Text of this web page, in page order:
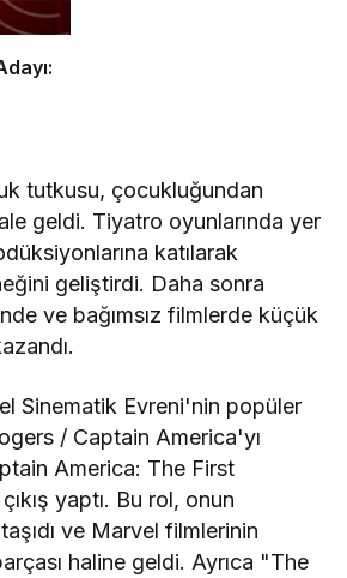
tutkusu, çocukluğundan
geldi. Tiyatro oyunlarında yer
katılarak
geliştirdi. Daha sonra
ve bağımsız filmlerde küçük
Sinematik Evreni'nin popüler
/ Captain America'yı
America: The First
yaptı. Bu rol, onun
ve Marvel filmlerinin
haline geldi. Ayrıca "The